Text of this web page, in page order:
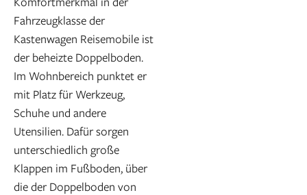
Fahrzeugklasse der
Kastenwagen Reisemobile ist
der beheizte Doppelboden.
Im Wohnbereich punktet er
mit Platz für Werkzeug,
Schuhe und andere
Utensilien. Dafür sorgen
unterschiedlich große
Klappen im Fußboden, über
die der Doppelboden von